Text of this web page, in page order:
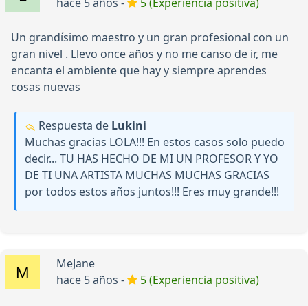
Un grandísimo maestro y un gran profesional con un
gran nivel . Llevo once años y no me canso de ir, me
encanta el ambiente que hay y siempre aprendes
cosas nuevas
Respuesta de Lukini
Muchas gracias LOLA!!! En estos casos solo puedo
decir... TU HAS HECHO DE MI UN PROFESOR Y YO
DE TI UNA ARTISTA MUCHAS MUCHAS GRACIAS
por todos estos años juntos!!! Eres muy grande!!!
MeJane
hace 5 años -
5 (Experiencia positiva)